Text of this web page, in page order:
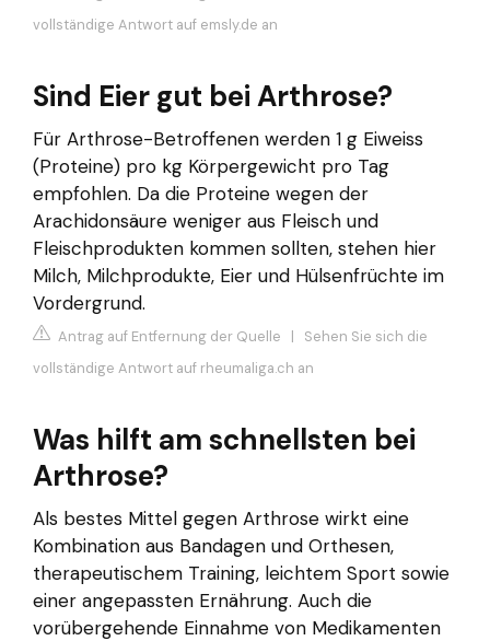
vollständige Antwort auf emsly.de an
Sind Eier gut bei Arthrose?
Für Arthrose-Betroffenen werden 1 g Eiweiss
(Proteine) pro kg Körpergewicht pro Tag
empfohlen. Da die Proteine wegen der
Arachidonsäure weniger aus Fleisch und
Fleischprodukten kommen sollten, stehen hier
Milch, Milchprodukte, Eier und Hülsenfrüchte im
Vordergrund.
Antrag auf Entfernung der Quelle | Sehen Sie sich die
vollständige Antwort auf rheumaliga.ch an
Was hilft am schnellsten bei
Arthrose?
Als bestes Mittel gegen Arthrose wirkt eine
Kombination aus Bandagen und Orthesen,
therapeutischem Training, leichtem Sport sowie
einer angepassten Ernährung. Auch die
vorübergehende Einnahme von Medikamenten